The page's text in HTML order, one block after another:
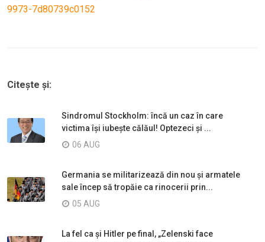
9973-7d80739c0152
Citește și:
Sindromul Stockholm: încă un caz în care
victima își iubește călăul! Optezeci și ...
06 AUG
Germania se militarizează din nou și armatele
sale încep să tropăie ca rinocerii prin...
05 AUG
La fel ca și Hitler pe final, „Zelenski face